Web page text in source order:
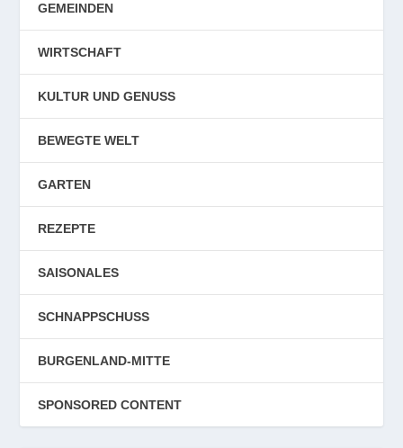
GEMEINDEN
WIRTSCHAFT
KULTUR UND GENUSS
BEWEGTE WELT
GARTEN
REZEPTE
SAISONALES
SCHNAPPSCHUSS
BURGENLAND-MITTE
SPONSORED CONTENT